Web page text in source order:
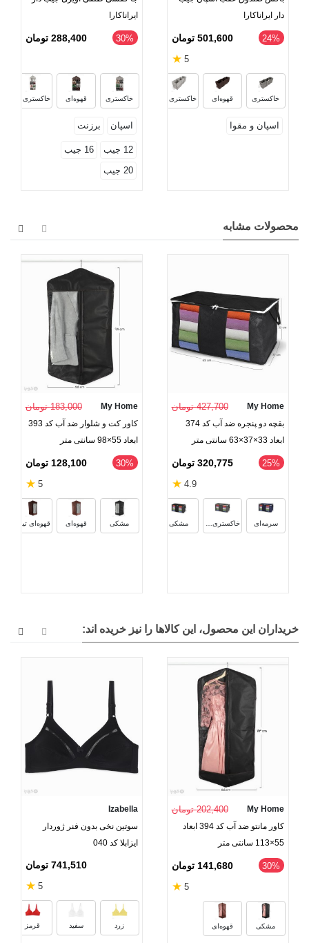
دار ایراناکارا
‎24% 501,600 تومان
5
★
خاکستری قهوه‌ای
نسکافه‌ای
اسپان و مقوا
ایراناکارا
‎30% 288,400 تومان
خاکستری قهوه‌ای
اسپان برزنت
12 جیب
16 جیب
20 جیب
محصولات مشابه
My Home 427,700 تومان
بقچه دو پنجره ضد آب کد 374
ابعاد 33×37×63 سانتی متر
‎25% 320,775 تومان
4.9
★
سرمه‌ای خاکستری تیره مشکی
خاکستری روشن
My Home 183,000 تومان
کاور کت و شلوار ضد آب کد 393
ابعاد 55×98 سانتی متر
‎30% 128,100 تومان
5
★
مشکی قهوه‌ای قهوه‌ای تیره
خریداران این محصول، این کالاها را نیز خریده اند:
My Home 202,400 تومان
کاور مانتو ضد آب کد 394 ابعاد
55×113 سانتی متر
‎30% 141,680 تومان
5
★
مشکی قهوه‌ای
Izabella
سوتین نخی بدون فنر ژوردار
ایزابلا کد 040
741,510 تومان
5
★
زرد سفید قرمز